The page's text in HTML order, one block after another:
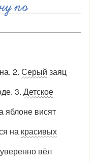
2. Серый заяц
3. Детское
яблоне висят
на красивых
вёл